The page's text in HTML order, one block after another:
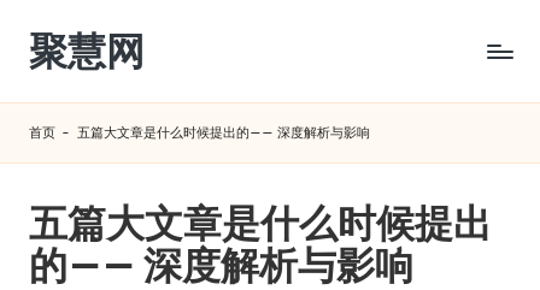
Skip
content
聚慧网
首页 - 五篇大文章是什么时候提出的—— 深度解析与影响
五篇大文章是什么时候提出
的—— 深度解析与影响